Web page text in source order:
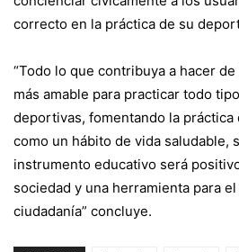
correcto en la práctica de su
“Todo lo que contribuya a hacer
más amable para practicar todo
deportivas, fomentando la
como un hábito de vida saludable,
instrumento educativo será
sociedad y una herramienta para
ciudadanía” concluye.